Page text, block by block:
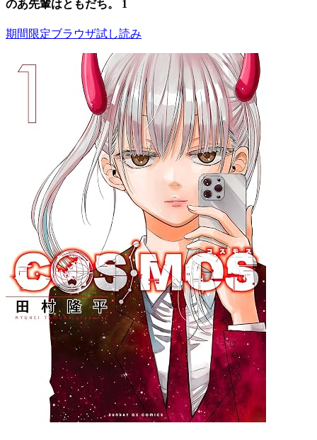
のあ先輩はともだち。 1
期間限定ブラウザ試し読み